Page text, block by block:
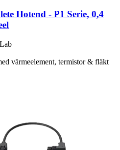
Hotend -​ P1 Serie, 0,4
värmeelement, termistor & fläkt